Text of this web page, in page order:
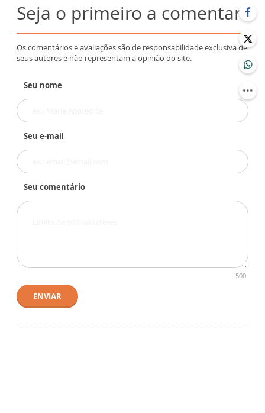
Seja o primeiro a comentar
Os comentários e avaliações são de responsabilidade exclusiva de
seus autores e não representam a opinião do site.
Seu nome
Seu e-mail
Seu comentário
500
ENVIAR